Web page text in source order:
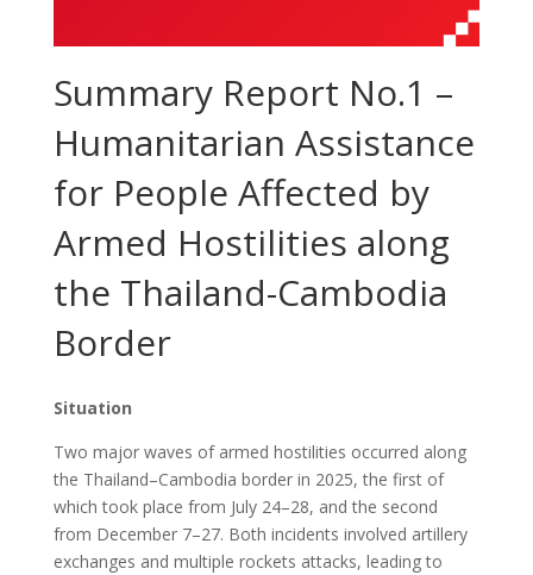
Summary Report No.1 –
Humanitarian Assistance
for People Affected by
Armed Hostilities along
the Thailand-Cambodia
Border
Situation
Two major waves of armed hostilities occurred along
the Thailand–Cambodia border in 2025, the first of
which took place from July 24–28, and the second
from December 7–27. Both incidents involved artillery
exchanges and multiple rockets attacks, leading to